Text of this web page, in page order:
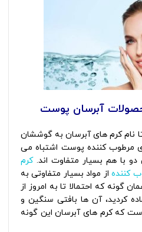
آبرسان پوست
نام کرم های آبرسان به گوششان
مرطوب کننده پوست اشتباه می
دو با هم بسیار متفاوت اند.کرم
کنندهاز مواد بسیار متفاوتی به
که احتمالا تا به امروز از
کردید، آن ها بافتی سنگین و
که کرم های آبرسان این گونه